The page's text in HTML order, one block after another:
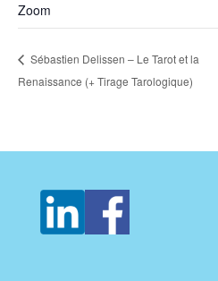
Zoom
Sébastien Delissen – Le Tarot et la
Renaissance (+ Tirage Tarologique)